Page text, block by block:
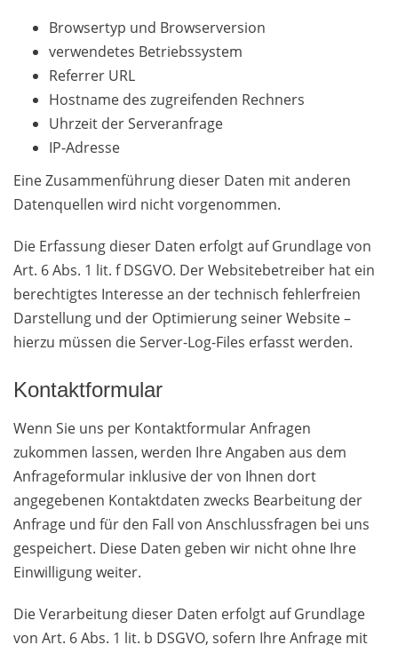
Browsertyp und Browserversion
verwendetes Betriebssystem
Referrer URL
Hostname des zugreifenden Rechners
Uhrzeit der Serveranfrage
IP-Adresse
Eine Zusammenführung dieser Daten mit anderen
Datenquellen wird nicht vorgenommen.
Die Erfassung dieser Daten erfolgt auf Grundlage von
Art. 6 Abs. 1 lit. f DSGVO. Der Websitebetreiber hat ein
berechtigtes Interesse an der technisch fehlerfreien
Darstellung und der Optimierung seiner Website –
hierzu müssen die Server-Log-Files erfasst werden.
Kontaktformular
Wenn Sie uns per Kontaktformular Anfragen
zukommen lassen, werden Ihre Angaben aus dem
Anfrageformular inklusive der von Ihnen dort
angegebenen Kontaktdaten zwecks Bearbeitung der
Anfrage und für den Fall von Anschlussfragen bei uns
gespeichert. Diese Daten geben wir nicht ohne Ihre
Einwilligung weiter.
Die Verarbeitung dieser Daten erfolgt auf Grundlage
von Art. 6 Abs. 1 lit. b DSGVO, sofern Ihre Anfrage mit